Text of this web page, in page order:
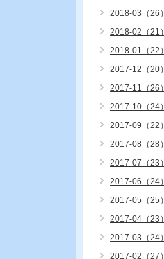
2018-03（26）
2018-02（21）
2018-01（22）
2017-12（20）
2017-11（26）
2017-10（24）
2017-09（22）
2017-08（28）
2017-07（23）
2017-06（24）
2017-05（25）
2017-04（23）
2017-03（24）
2017-02（27）